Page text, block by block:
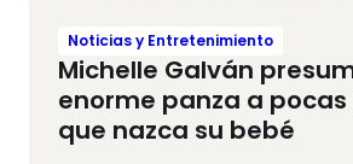
Noticias y Entretenimiento
Michelle Galván
enorme panza a
que nazca su bebé